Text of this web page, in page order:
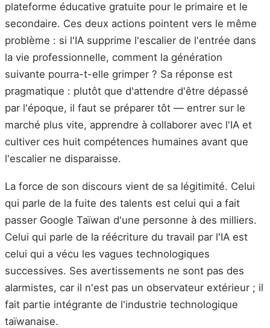
plateforme éducative gratuite pour le primaire et le
secondaire. Ces deux actions pointent vers le même
problème : si l'IA supprime l'escalier de l'entrée dans
la vie professionnelle, comment la génération
suivante pourra-t-elle grimper ? Sa réponse est
pragmatique : plutôt que d'attendre d'être dépassé
par l'époque, il faut se préparer tôt — entrer sur le
marché plus vite, apprendre à collaborer avec l'IA et
cultiver ces huit compétences humaines avant que
l'escalier ne disparaisse.
La force de son discours vient de sa légitimité. Celui
qui parle de la fuite des talents est celui qui a fait
passer Google Taïwan d'une personne à des milliers.
Celui qui parle de la réécriture du travail par l'IA est
celui qui a vécu les vagues technologiques
successives. Ses avertissements ne sont pas des
alarmistes, car il n'est pas un observateur extérieur ; il
fait partie intégrante de l'industrie technologique
taïwanaise.